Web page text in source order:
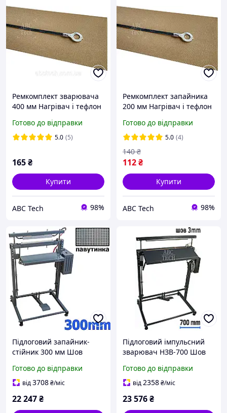
Ремкомплект зварювача
400 мм Нагрівач і тефлон
400 ABS/PFS-400 Шов 2 мм
Готово до відправки
5.0 (5)
165₴
Купити
ABC Tech 98%
Ремкомплект запайника
200 мм Нагрівач і тефлон
FS-200 ABS / IRON / FS-200
С Шов 2 мм
Готово до відправки
5.0 (4)
112₴
140 ₴
Купити
ABC Tech 98%
Підлоговий запайник-
стійник 300 мм Шов
запайник пакетів
постійного нагрівання
Готово до відправки
від3708₴/міс
22 247₴
Підлоговий імпульсний
зварювач НЗВ-700 Шов
полиці Зварювач без
рулонотримача ABC Tech
Готово до відправки
від2358₴/міс
23 576₴